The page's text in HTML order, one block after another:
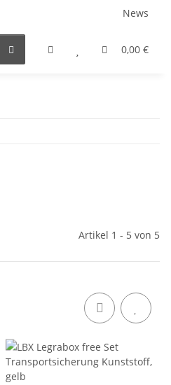
News
0,00 €
Artikel 1 - 5 von 5